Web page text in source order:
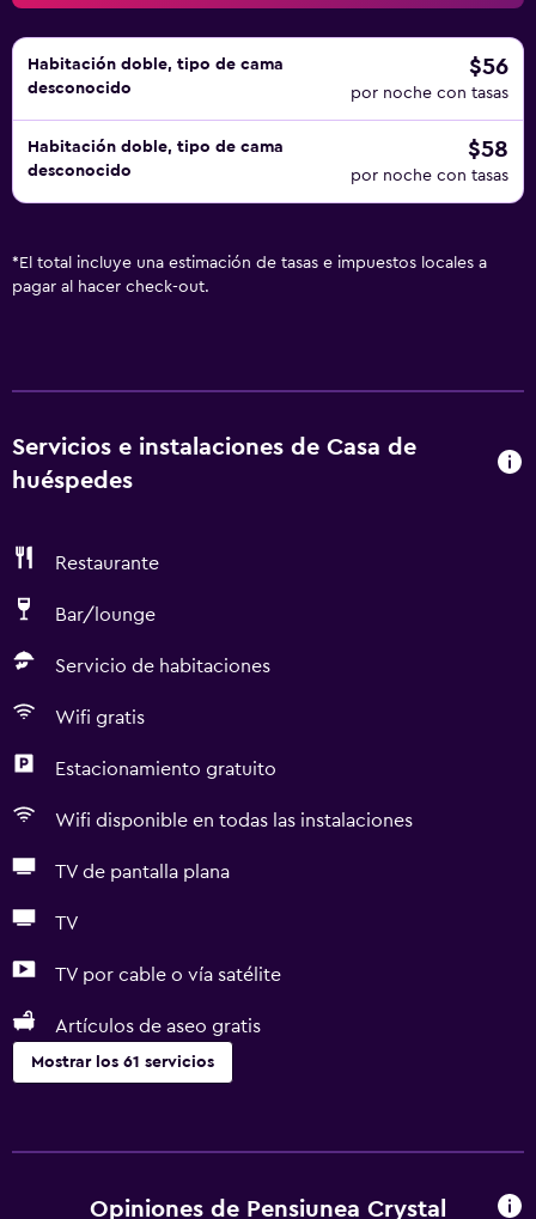
Habitación doble, tipo de cama
desconocido
$56
por noche con tasas
Habitación doble, tipo de cama
desconocido
$58
por noche con tasas
* El total incluye una estimación de tasas e impuestos locales a
pagar al hacer check-out.
Servicios e instalaciones de Casa de
huéspedes
Restaurante
Bar/lounge
Servicio de habitaciones
Wifi gratis
Estacionamiento gratuito
Wifi disponible en todas las instalaciones
TV de pantalla plana
TV
TV por cable o vía satélite
Artículos de aseo gratis
Mostrar los 61 servicios
Wifi gratis
Opiniones de Pensiunea Crystal